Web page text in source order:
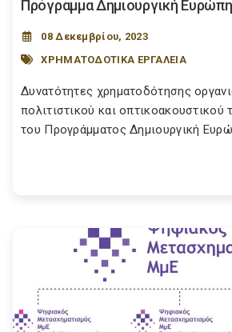
Πρόγραμμα Δημιουργική Ευρώπη
08 Δεκεμβρίου, 2023
ΧΡΗΜΑΤΟΔΟΤΙΚΑ ΕΡΓΑΛΕΙΑ
Δυνατότητες χρηματοδότησης
πολιτιστικού και οπτικοακουστικού
του Προγράμματος Δημιουργική